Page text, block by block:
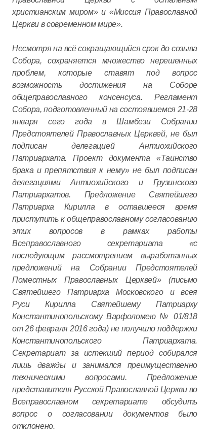
христианским миром» и «Миссия Православной
Церкви в современном мире».
Несмотря на всё сокращающийся срок до созыва
Собора, сохраняется множество нерешенных
проблем, которые ставят под вопрос
возможность достижения на Соборе
общеправославного консенсуса. Регламент
Собора, подготовленный на состоявшемся 21-28
января сего года в Шамбези Собрании
Предстоятелей Православных Церквей, не был
подписан делегацией Антиохийского
Патриархата. Проект документа «Таинство
брака и препятствия к нему» не был подписан
делегациями Антиохийского и Грузинского
Патриархатов. Предложение Святейшего
Патриарха Кирилла в оставшееся время
приступить к общеправославному согласованию
этих вопросов в рамках работы
Всеправославного секретариата «с
последующим рассмотрением выработанных
предложений на Собрании Предстоятелей
Поместных Православных Церквей» (письмо
Святейшего Патриарха Московского и всея
Руси Кирилла Святейшему Патриарху
Константинопольскому Варфоломею № 01/818
от 26 февраля 2016 года) не получило поддержки
Константинопольского Патриархата.
Секретариат за истекший период собирался
лишь дважды и занимался преимущественно
техническими вопросами. Предложение
представителя Русской Православной Церкви во
Всеправославном секретариате обсудить
вопрос о согласовании документов было
отклонено.